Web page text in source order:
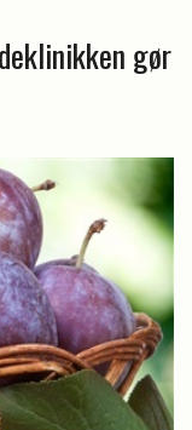
gør